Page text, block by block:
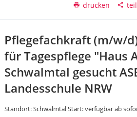
drucken
Pflegefachkraft (m/w/
für Tagespflege "Haus
Schwalmtal gesucht
Landesschule NRW
Standort: Schwalmtal Start: verfügbar ab